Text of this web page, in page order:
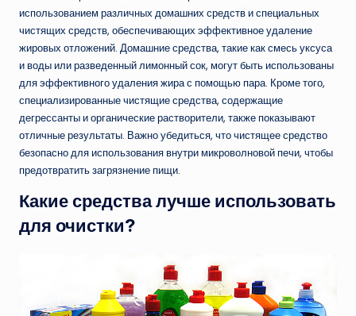
использованием различных домашних средств и специальных
чистящих средств, обеспечивающих эффективное удаление
жировых отложений. Домашние средства, такие как смесь уксуса
и воды или разведенный лимонный сок, могут быть использованы
для эффективного удаления жира с помощью пара. Кроме того,
специализированные чистящие средства, содержащие
дегрессанты и органические растворители, также показывают
отличные результаты. Важно убедиться, что чистящее средство
безопасно для использования внутри микроволновой печи, чтобы
предотвратить загрязнение пищи.
Какие средства лучше использовать
для очистки?